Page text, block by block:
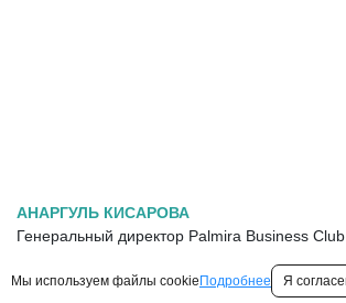
АНАРГУЛЬ КИСАРОВА
Генеральный директор Palmira Business Club
Мы используем файлы cookie Подробнее Я